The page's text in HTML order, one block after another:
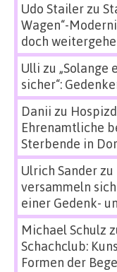
Udo Stailerzu
Wagen“-
doch
Ulli zu „Solange
sicher“:
Danii zu
Ehrenamtliche
Sterbende in
Ulrich Sanderzu
versammeln
einer Gedenk-
Michael Schulz
Schachclub:
Formen der